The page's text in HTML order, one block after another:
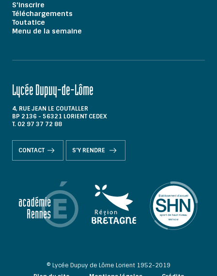
S'inscrire
Téléchargements
Toutatice
Menu de la semaine
Lycée Dupuy-de-Lôme
4, RUE JEAN LE COUTALLER
BP 2136 - 56321 LORIENT CEDEX
T. 02 97 37 72 88
CONTACT S'Y RENDRE
© Lycée Dupuy de Lôme Lorient 1952-2019